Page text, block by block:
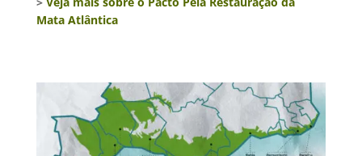
Mata Atlântica